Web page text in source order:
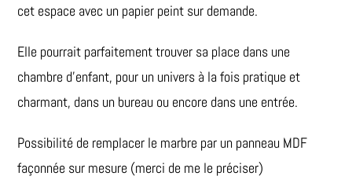
cet espace avec un papier peint sur demande.
Elle pourrait parfaitement trouver sa place dans une
chambre d’enfant, pour un univers à la fois pratique et
charmant, dans un bureau ou encore dans une entrée.
Possibilité de remplacer le marbre par un panneau MDF
façonnée sur mesure (merci de me le préciser)